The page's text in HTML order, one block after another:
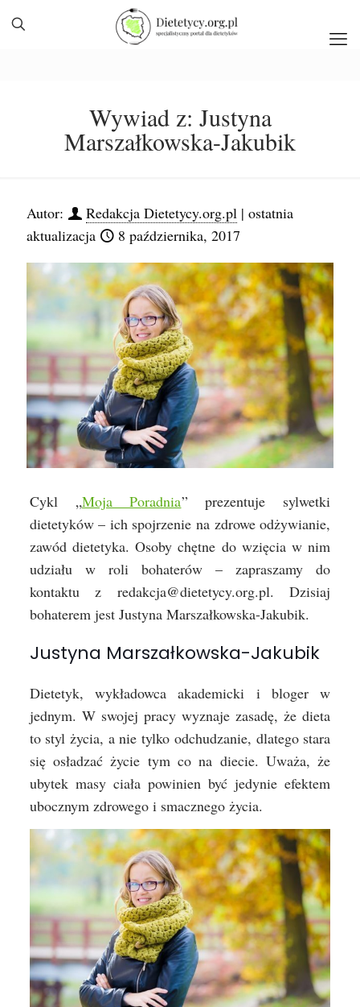
Wywiad z: Justyna
Marszałkowska-Jakubik
Autor: Redakcja Dietetycy.org.pl | ostatnia
aktualizacja
8 października, 2017
Cykl „Moja Poradnia” prezentuje sylwetki
dietetyków – ich spojrzenie na zdrowe odżywianie,
zawód dietetyka. Osoby chętne do wzięcia w nim
udziału w roli bohaterów – zapraszamy do
kontaktu z redakcja@dietetycy.org.pl. Dzisiaj
bohaterem jest Justyna Marszałkowska-Jakubik.
Justyna Marszałkowska-Jakubik
Dietetyk, wykładowca akademicki i bloger w
jednym. W swojej pracy wyznaje zasadę, że dieta
to styl życia, a nie tylko odchudzanie, dlatego stara
się osładzać życie tym co na diecie. Uważa, że
ubytek masy ciała powinien być jedynie efektem
ubocznym zdrowego i smacznego życia.